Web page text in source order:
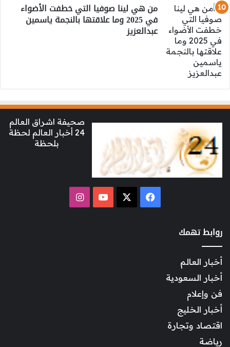
من هي لينا صوفيا التي خطفت الأضواء
في 2025 وما علاقتها بالنجمة ياسمين
عبدالعزيز
صحيفة اشراق العالم
24 أخبار العالم لحظة
بلحظة
فيسبوك ‫YouTubeانستقرام
روابط تهمك
أخبار العالم
أخبار السعودية
فن وإعلام
أخبار الخليج
اقتصاد وتجارة
رياضة